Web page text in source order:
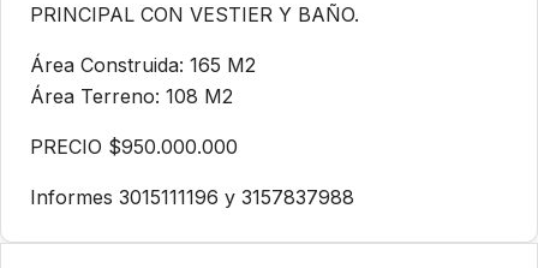
PRINCIPAL CON VESTIER Y BAÑO.
Área Construida: 165 M2
Área Terreno: 108 M2
PRECIO $950.000.000
Informes 3015111196 y 3157837988